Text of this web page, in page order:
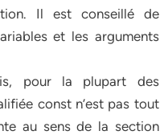
Il est conseillé de
et les arguments
pour la plupart des
const n’est pas tout
au sens de la section